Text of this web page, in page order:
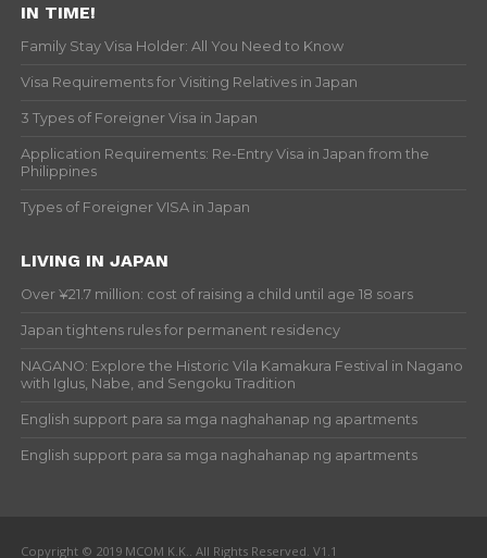
IN TIME!
Family Stay Visa Holder: All You Need to Know
Visa Requirements for Visiting Relatives in Japan
3 Types of Foreigner Visa in Japan
Application Requirements: Re-Entry Visa in Japan from the
Philippines
Types of Foreigner VISA in Japan
LIVING IN JAPAN
Over ¥21.7 million: cost of raising a child until age 18 soars
Japan tightens rules for permanent residency
NAGANO: Explore the Historic Vila Kamakura Festival in Nagano
with Iglus, Nabe, and Sengoku Tradition
English support para sa mga naghahanap ng apartments
English support para sa mga naghahanap ng apartments
Copyright © 2019 MCOM K.K.. All Rights Reserved. V1.1